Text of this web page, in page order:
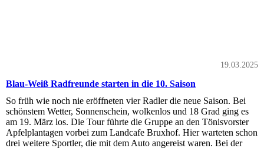
19.03.2025
Blau-Weiß Radfreunde starten in die 10. Saison
So früh wie noch nie eröffneten vier Radler die neue Saison. Bei
schönstem Wetter, Sonnenschein, wolkenlos und 18 Grad ging es
am 19. März los. Die Tour führte die Gruppe an den Tönisvorster
Apfelplantagen vorbei zum Landcafe Bruxhof. Hier warteten schon
drei weitere Sportler, die mit dem Auto angereist waren. Bei der